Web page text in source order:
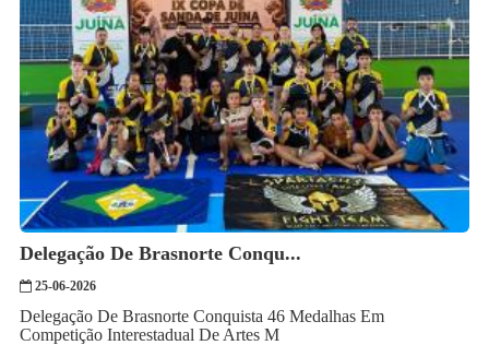
Delegação De Brasnorte Conqu...
25-06-2026
Delegação De Brasnorte Conquista 46 Medalhas Em
Competição Interestadual De Artes M